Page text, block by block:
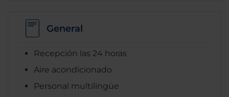
General
Recepción las 24 horas
Aire acondicionado
Personal multilingüe